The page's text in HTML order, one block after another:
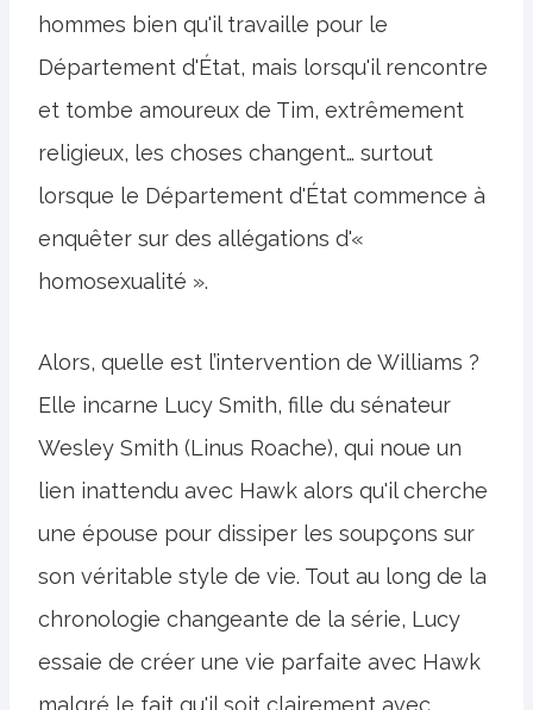
hommes bien qu'il travaille pour le
Département d'État, mais lorsqu'il rencontre
et tombe amoureux de Tim, extrêmement
religieux, les choses changent… surtout
lorsque le Département d'État commence à
enquêter sur des allégations d'«
homosexualité ».
Alors, quelle est l’intervention de Williams ?
Elle incarne Lucy Smith, fille du sénateur
Wesley Smith (Linus Roache), qui noue un
lien inattendu avec Hawk alors qu'il cherche
une épouse pour dissiper les soupçons sur
son véritable style de vie. Tout au long de la
chronologie changeante de la série, Lucy
essaie de créer une vie parfaite avec Hawk
malgré le fait qu'il soit clairement avec